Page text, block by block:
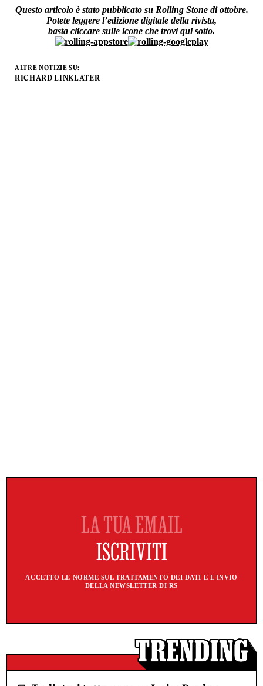
Questo articolo è stato pubblicato su Rolling Stone di ottobre.
Potete leggere l’edizione digitale della rivista,
basta cliccare sulle icone che trovi qui sotto.
ALTRE NOTIZIE SU:
RICHARD LINKLATER
ACCETTO LE NORME SUL TRATTAMENTO DEI DATI E L'INVIO
DELLA NEWSLETTER DI RS